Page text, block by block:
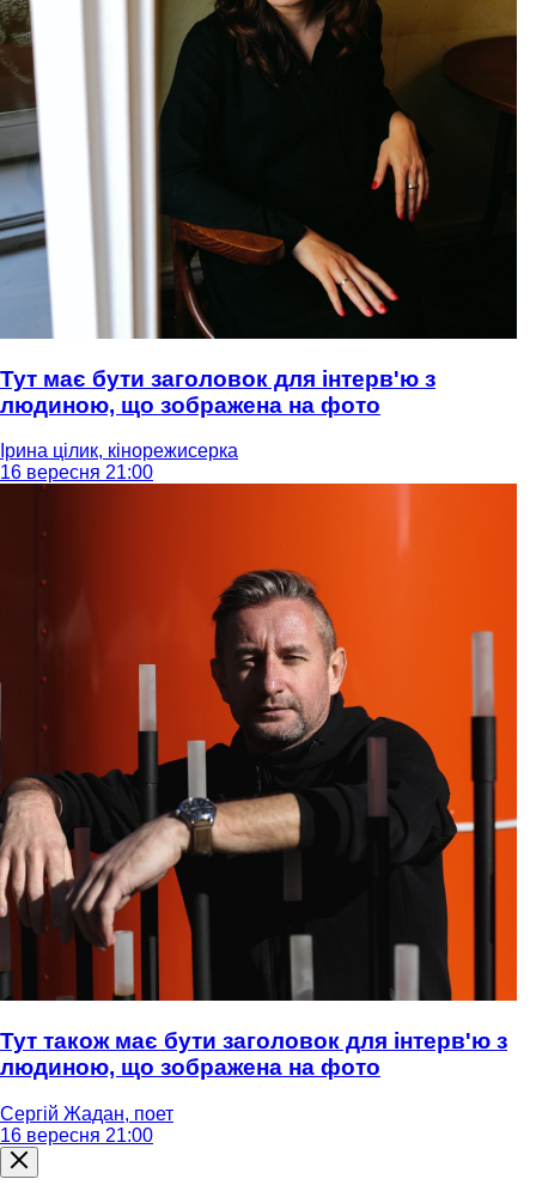
Тут має бути заголовок для інтерв'ю з
людиною, що зображена на фото
Ірина цілик, кінорежисерка
16 вересня 21:00
Тут також має бути заголовок для інтерв'ю з
людиною, що зображена на фото
Сергій Жадан, поет
16 вересня 21:00